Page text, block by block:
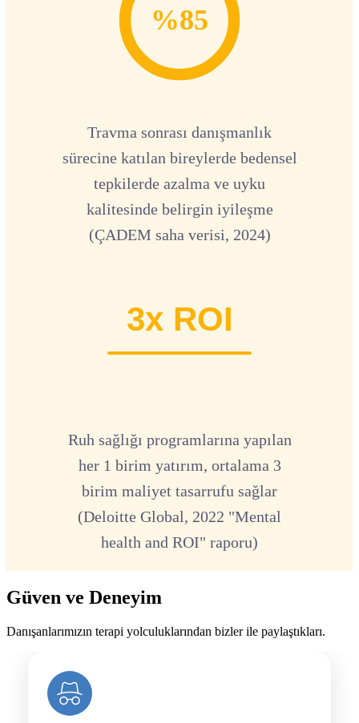
%85
Travma sonrası danışmanlık
sürecine katılan bireylerde bedensel
tepkilerde azalma ve uyku
kalitesinde belirgin iyileşme
(ÇADEM saha verisi, 2024)
3x ROI
Ruh sağlığı programlarına yapılan
her 1 birim yatırım, ortalama 3
birim maliyet tasarrufu sağlar
(Deloitte Global, 2022 "Mental
health and ROI" raporu)
Güven ve Deneyim
Danışanlarımızın terapi yolculuklarından bizler ile paylaştıkları.